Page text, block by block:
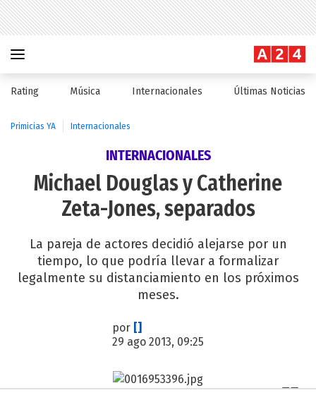
Rating Música Internacionales Últimas Noticias
Primicias YA Internacionales
INTERNACIONALES
Michael Douglas y Catherine
Zeta-Jones, separados
La pareja de actores decidió alejarse por un
tiempo, lo que podría llevar a formalizar
legalmente su distanciamiento en los próximos
meses.
por []
29 ago 2013, 09:25